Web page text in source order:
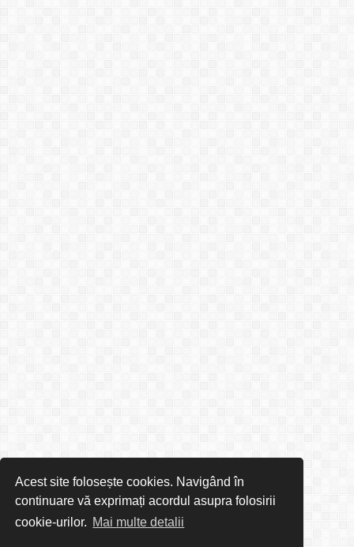
Acest site folosește cookies. Navigând în
continuare vă exprimați acordul asupra folosirii
cookie-urilor. Mai multe detalii